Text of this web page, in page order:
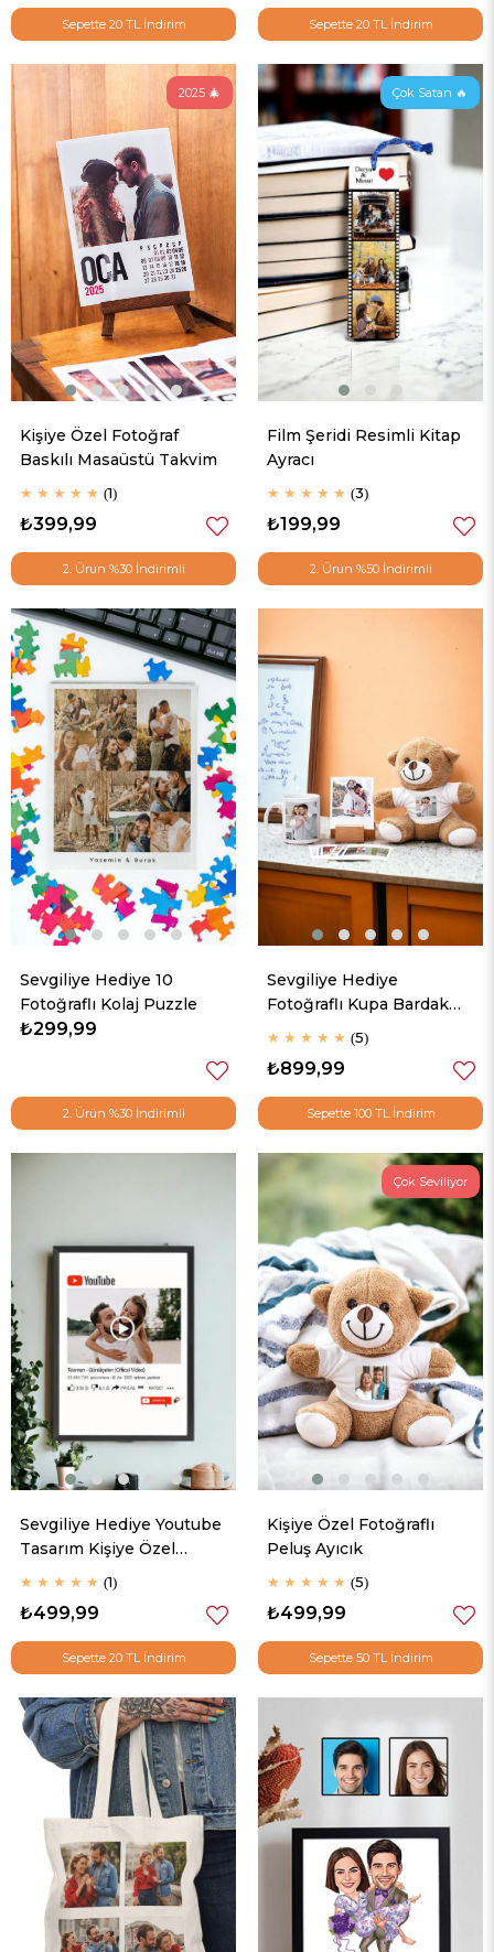
Sepette 20 TL İndirim Sepette 20 TL İndirim
Kişiye Özel Fotoğraf
Baskılı Masaüstü Takvim
★ ★ ★ ★ ★ 1
₺399,99
2. Ürün %30 İndirimli
2025 🎄
Film Şeridi Resimli Kitap
Ayracı
★ ★ ★ ★ ★ 3
₺199,99
2. Ürün %50 İndirimli
Çok Satan 🔥
Sevgiliye Hediye 10
Fotoğraflı Kolaj Puzzle
₺299,99
2. Ürün %30 İndirimli
Sevgiliye Hediye
Fotoğraflı Kupa Bardak
Peluş Ayı ve Polaroid
Fotoğraf Seti
★ ★ ★ ★ ★ 5
₺899,99
Sepette 100 TL İndirim
Sevgiliye Hediye Youtube
Tasarım Kişiye Özel
Fotoğraflı Hediyelik
★ ★ ★ ★ ★ 1
₺499,99
Sepette 20 TL İndirim
Kişiye Özel Fotoğraflı
Peluş Ayıcık
★ ★ ★ ★ ★ 5
₺499,99
Sepette 50 TL İndirim
Çok Seviliyor